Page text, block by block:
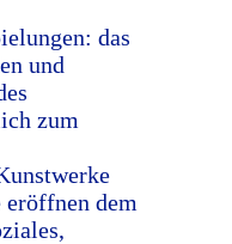
das
und
zum
dem